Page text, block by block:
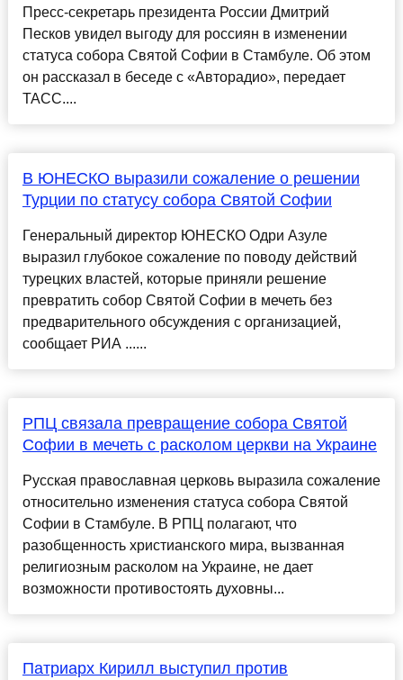
Пресс-секретарь президента России Дмитрий
Песков увидел выгоду для россиян в изменении
статуса собора Святой Софии в Стамбуле. Об этом
он рассказал в беседе с «Авторадио», передает
ТАСС....
В ЮНЕСКО выразили сожаление о решении
Турции по статусу собора Святой Софии
Генеральный директор ЮНЕСКО Одри Азуле
выразил глубокое сожаление по поводу действий
турецких властей, которые приняли решение
превратить собор Святой Софии в мечеть без
предварительного обсуждения с организацией,
сообщает РИА ......
РПЦ связала превращение собора Святой
Софии в мечеть с расколом церкви на Украине
Русская православная церковь выразила сожаление
относительно изменения статуса собора Святой
Софии в Стамбуле. В РПЦ полагают, что
разобщенность христианского мира, вызванная
религиозным расколом на Украине, не дает
возможности противостоять духовны...
Патриарх Кирилл выступил против